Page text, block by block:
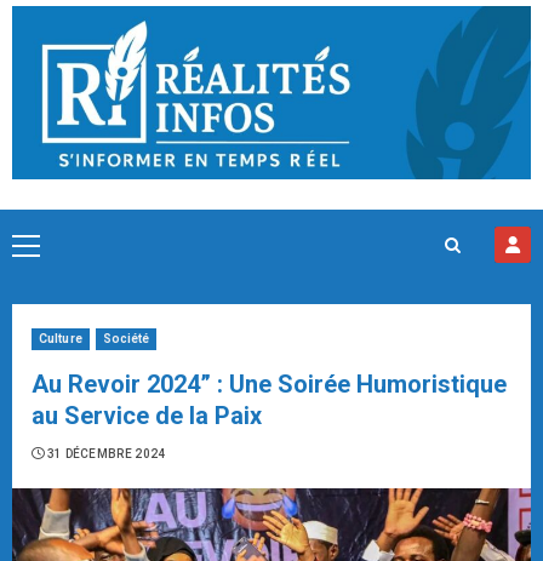
Skip
content
Primary
Culture Société
Au Revoir 2024” : Une Soirée Humoristique
au Service de la Paix
31 DÉCEMBRE 2024